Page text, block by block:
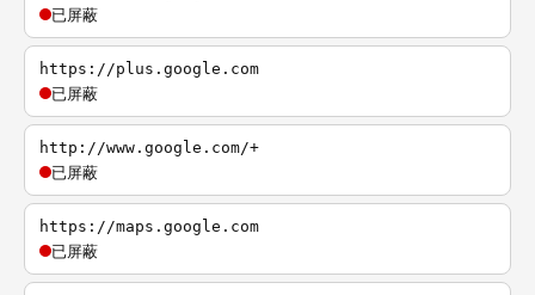
已屏蔽
https://plus.google.com
已屏蔽
http://www.google.com/+
已屏蔽
https://maps.google.com
已屏蔽